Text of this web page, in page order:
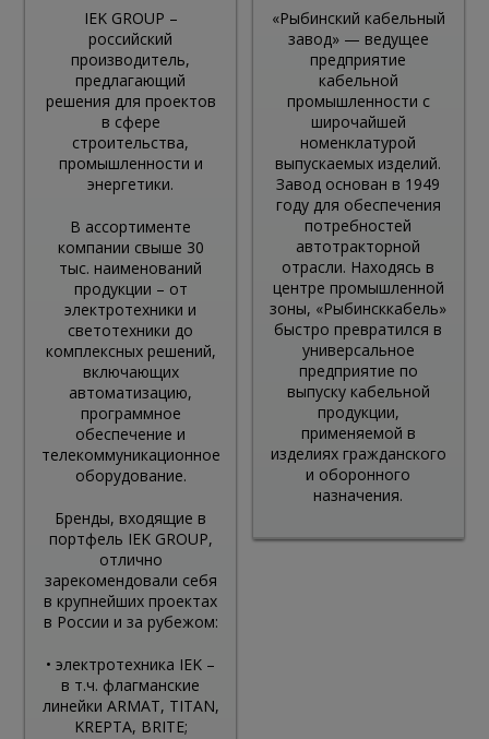
IEK GROUP –
российский
производитель,
предлагающий
решения для проектов
в сфере
строительства,
промышленности и
энергетики.
В ассортименте
компании свыше 30
тыс. наименований
продукции – от
электротехники и
светотехники до
комплексных решений,
включающих
автоматизацию,
программное
обеспечение и
телекоммуникационное
оборудование.
Бренды, входящие в
портфель IEK GROUP,
отлично
зарекомендовали себя
в крупнейших проектах
в России и за рубежом:
• электротехника IEK –
в т.ч. флагманские
линейки ARMAT, TITAN,
KREPTA, BRITE;
«Рыбинский кабельный
завод» — ведущее
предприятие
кабельной
промышленности с
широчайшей
номенклатурой
выпускаемых изделий.
Завод основан в 1949
году для обеспечения
потребностей
автотракторной
отрасли. Находясь в
центре промышленной
зоны, «Рыбинсккабель»
быстро превратился в
универсальное
предприятие по
выпуску кабельной
продукции,
применяемой в
изделиях гражданского
и оборонного
назначения.